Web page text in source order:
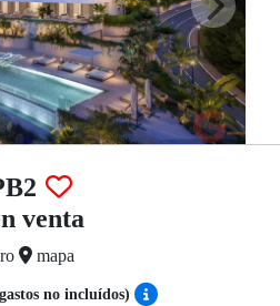
venta
mapa
no incluídos)